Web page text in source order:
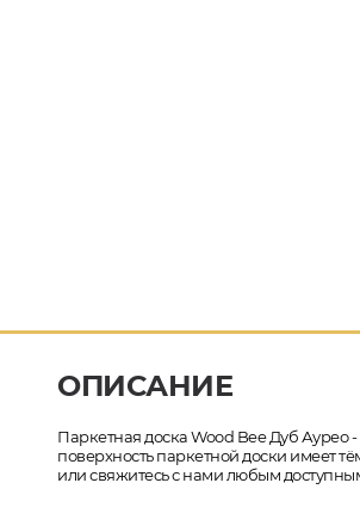
ОПИСАНИЕ
Паркетная доска Wood Bee Дуб Аурео
поверхность паркетной доски имеет
или свяжитесь с нами любым